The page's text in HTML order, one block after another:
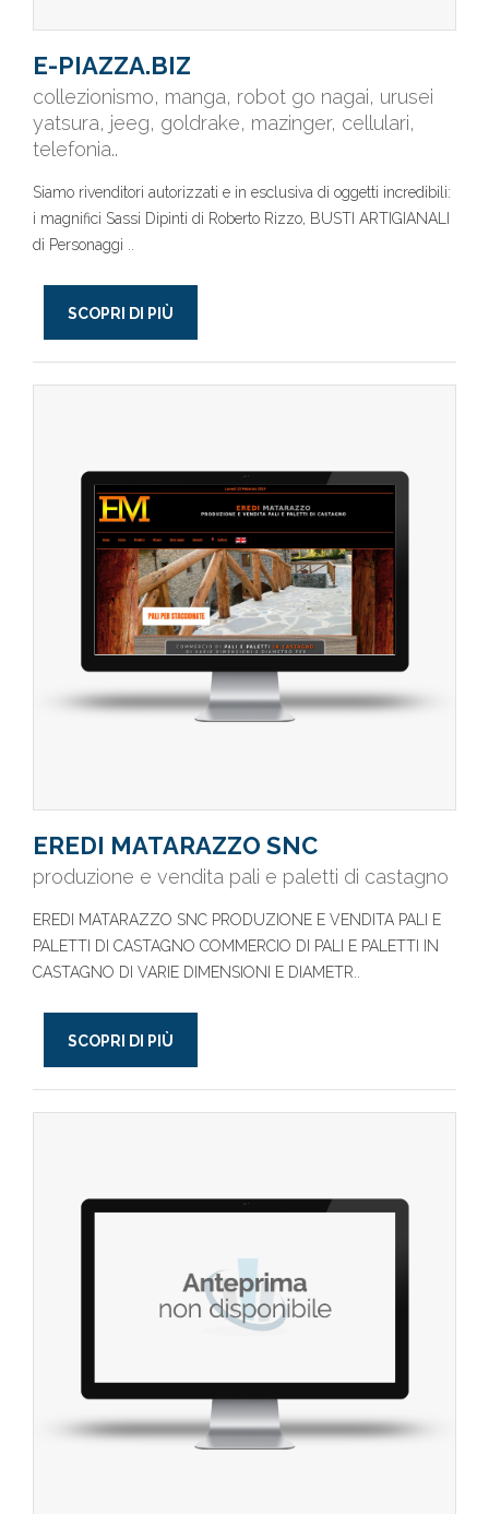
E-PIAZZA.BIZ
collezionismo, manga, robot go nagai, urusei
yatsura, jeeg, goldrake, mazinger, cellulari,
telefonia..
Siamo rivenditori autorizzati e in esclusiva di oggetti incredibili:
i magnifici Sassi Dipinti di Roberto Rizzo, BUSTI ARTIGIANALI
di Personaggi ..
SCOPRI DI PIÙ
EREDI MATARAZZO SNC
produzione e vendita pali e paletti di castagno
EREDI MATARAZZO SNC PRODUZIONE E VENDITA PALI E
PALETTI DI CASTAGNO COMMERCIO DI PALI E PALETTI IN
CASTAGNO DI VARIE DIMENSIONI E DIAMETR..
SCOPRI DI PIÙ